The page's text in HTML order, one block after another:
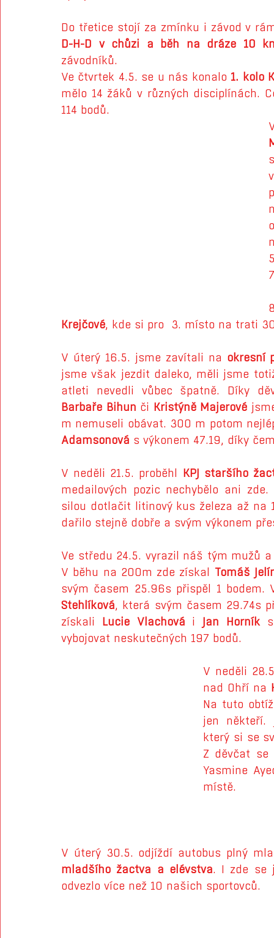
D-H-D v chůzi a běh na dráze 10
závodníků.
Ve čtvrtek 4.5. se u nás konalo 1. kolo
mělo 14 žáků v různých disciplínách.
114 bodů.
Krejčové, kde si pro  3. místo na trati
V úterý 16.5. jsme zavítali na okresní
jsme však jezdit daleko, měli jsme
atleti nevedli vůbec špatně. Díky
Barbaře Bihun či Kristýně Majerové
m nemuseli obávat. 300 m potom
Adamsonová s výkonem 47.19, díky
V neděli 21.5. proběhl
KPJ staršího
medailových pozic nechybělo ani
silou dotlačit litinový kus železa až na
dařilo stejně dobře a svým výkonem
Ve středu 24.5. vyrazil náš tým mužů
V běhu na 200m zde získal Tomáš
svým časem 25.96s přispěl 1
Stehlíková, která svým časem 29.74s
získali
Lucie Vlachová i Jan Horník
vybojovat neskutečných 197 bodů.
V neděli
nad Ohří na
Na tuto
jen někteří.
který si se
Z děvčat
Yasmine
místě.
V úterý 30.5. odjíždí autobus plný
mladšího žactva a elévstva. I zde se
odvezlo více než 10 našich sportovců.